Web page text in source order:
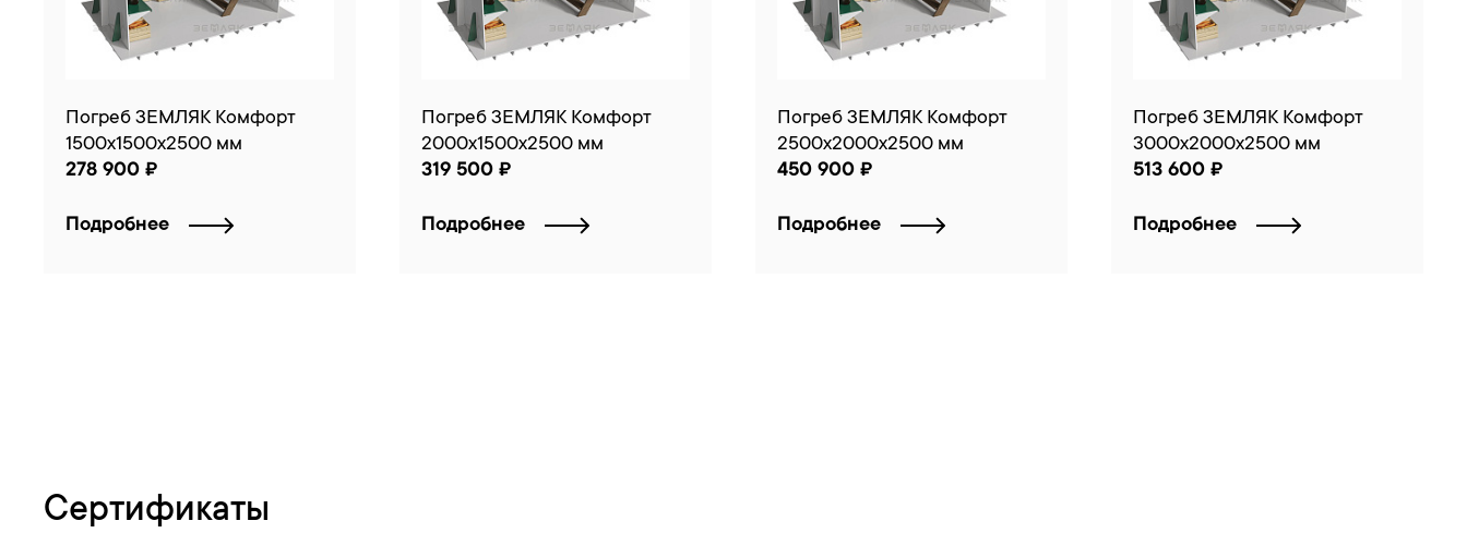
Погреб ЗЕМЛЯК Комфорт
1500x1500x2500 мм
278 900 ₽
Подробнее
Погреб ЗЕМЛЯК Комфорт
2000x1500x2500 мм
319 500 ₽
Подробнее
Погреб ЗЕМЛЯК Комфорт
2500x2000x2500 мм
450 900 ₽
Подробнее
Погреб ЗЕМЛЯК Комфорт
3000x2000x2500 мм
513 600 ₽
Подробнее
Сертификаты